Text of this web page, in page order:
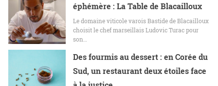
éphémère : La Table de Blacailloux
Le domaine viticole varois Bastide de Blacailloux
choisit le chef marseillais Ludovic Turac pour
son…
Des fourmis au dessert : en Corée du
Sud, un restaurant deux étoiles face